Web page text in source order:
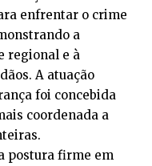
enfrentar o crime
a
regional e à
A atuação
foi concebida
coordenada a
postura firme em